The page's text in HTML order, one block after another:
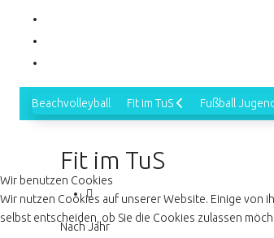
Beachvolleyball Fit im TuS Fußball Jugend
Fit im TuS
Nach Jahr
Wir benutzen Cookies
Wir nutzen Cookies auf unserer Website. Einige von
selbst entscheiden, ob Sie die Cookies zulassen